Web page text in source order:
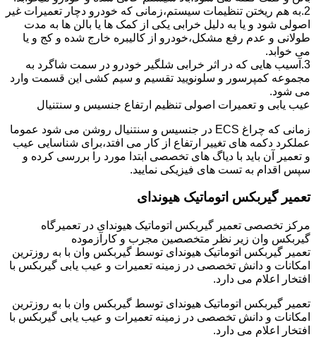
2.به هم ریختن تنظیمات سیستم،زمانی که خودرو دچار تعمیرات غیر
اصولی شود و یا به دلیل خرابی یکی از کمک ها یا بالن ها به مدت
طولانی و عدم رفع مشکل،خودرو از کالیبره خارج شده و کج و یا
می خوابد.
3.آسیب هایی که در اثر خرابی شلگیر خودرو در سمت شاگرد به
مجموعه کمپرسور و سلونویید تقسیم و سیم کشی این قسمت وارد
می شود.
عیب یابی و تعمیرات اصولی تنظیم ارتفاع جنسیس و سنتنیال
زمانی که چراغ ECS در جنسیس و سنتنیال روشن می شود عموما
عملکرد دکمه های تغییر ارتفاع از کار می افتد،برای شناسایی عیب
و تعمیر آن باید با دیاگ های تخصصی ابتدا مورد را بررسی کرده و
سپس اقدام به تست های فیزیکی نمایید.
تعمیر گیربکس اتوماتیک هیوندای
مرکز تخصصی تعمیر گیربکس اتوماتیک هیوندای در تعمیرگاه
گیربکس وان زیر نظر متخصصین مجرب و کارآزموده
تعمیر گیربکس اتوماتیک هیوندای توسط گیربکس وان با به روزترین
امکانات و دانش تخصصی در زمینه تعمیرات و عیب یابی گیربکس با
افتخار اعلام می دارد.
تعمیر گیربکس اتوماتیک هیوندای توسط گیربکس وان با به روزترین
امکانات و دانش تخصصی در زمینه تعمیرات و عیب یابی گیربکس با
افتخار اعلام می دارد.